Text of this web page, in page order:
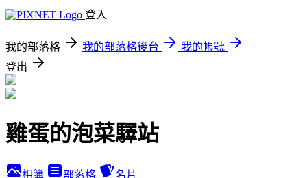
登入
我的部落格 我的部落格後台
我的帳號
登出
雞蛋的泡菜驛站
相簿 部落格 名片